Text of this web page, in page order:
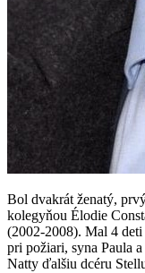
Bol dvakrát ženatý,
kolegyňou Élodie
(2002-2008). Mal 4
pri požiari, syna Paula
Natty ďalšiu dcéru